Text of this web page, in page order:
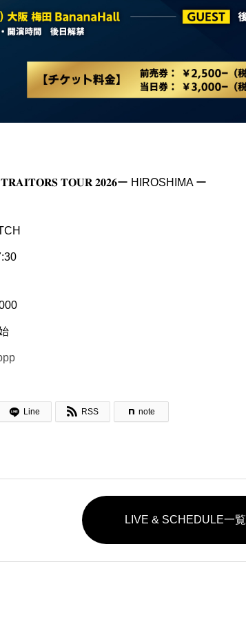
𝐓𝐎𝐔𝐑 𝟐𝟎𝟐𝟔ー HIROSHIMA ー
Line  RSS note
LIVE & SCHEDULE一覧